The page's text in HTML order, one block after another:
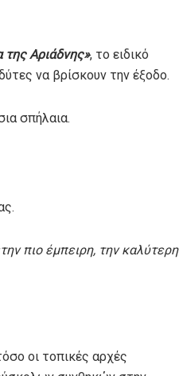
της Αριάδνης», το ειδικό
να βρίσκουν την έξοδο.
σπήλαια.
πιο έμπειρη, την καλύτερη
οι τοπικές αρχές